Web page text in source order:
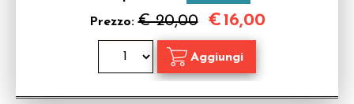
Prezzo:€ 20,00 €16,00